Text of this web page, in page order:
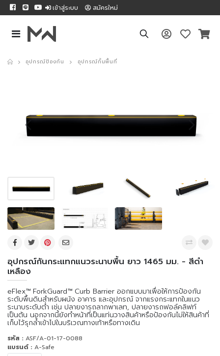
เข้าสู่ระบบ สมัครใหม่
อุปกรณ์ป้องกัน อุปกรณ์กั้นพื้นที่
อุปกรณ์กันกระแทกแนวระนาบพื้น ยาว 1465 มม. - สีดำ
เหลือง
eFlex™ ForkGuard™ Curb Barrier ออกแบบมาเพื่อให้การป้องกัน
ระดับพื้นดินสำหรับผนัง อาคาร และอุปกรณ์ จากแรงกระแทกในแนว
ระนาบระดับต่ำ เช่น ปลายงารถลากพาเลท, ปลายงารถฟอล์คลิฟท์
เป็นต้น นอกจากนี้ยังทำหน้าที่เป็นแท่นวางสินค้าหรือป้องกันไม่ให้สินค้าที่
เก็บไว้รุกล้ำเข้าไปในบริเวณทางเท้าหรือทางเดิน
รหัส : ASF/A-01-17-0088
แบรนด์ : A-Safe